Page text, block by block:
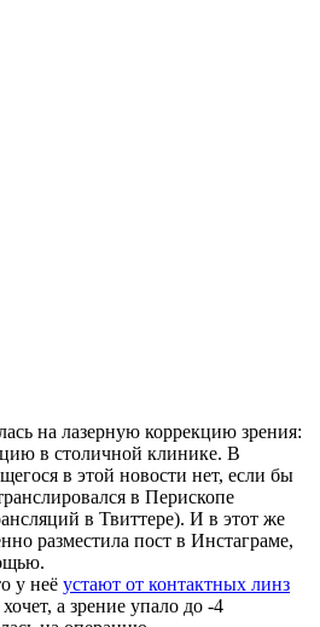
на лазерную коррекцию зрения:
в столичной клинике. В
в этой новости нет, если бы
в Перископе
в Твиттере). И в этот же
разместила пост в Инстаграме,
у неё устают от контактных линз
а зрение упало до -4